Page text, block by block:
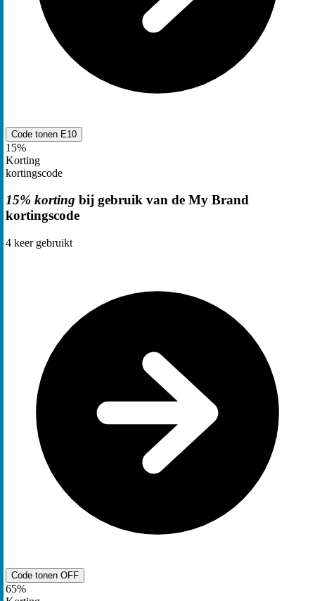
Code tonen E10
15%
Korting
kortingscode
15% korting bij gebruik van de My Brand
kortingscode
4 keer gebruikt
Code tonen OFF
65%